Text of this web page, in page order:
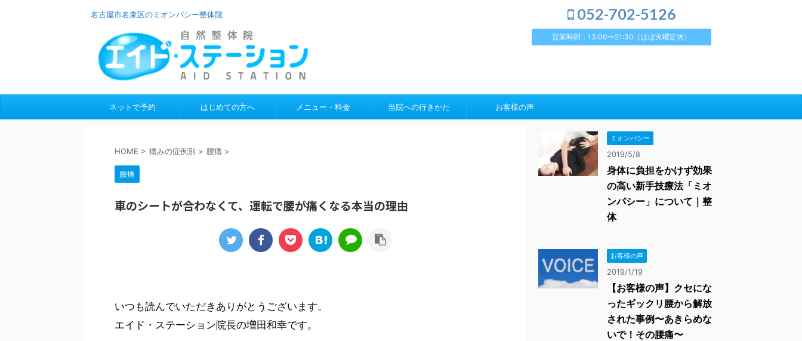
名古屋市名東区のミオンパシー整体院 052-702-5126
営業時間：13:00〜21:30（ほぼ火曜定休）
ネットで予約 はじめての方へ メニュー・料金 当院への行きかた お客様の声
HOME > 痛みの症例別 > 腰痛 >
腰痛
車のシートが合わなくて、運転で腰が痛くなる本当の理由
いつも読んでいただきありがとうございます。
エイド・ステーション院長の増田和幸です。
ミオンパシー
2019/5/8
身体に負担をかけず効果
の高い新手技療法「ミオ
ンパシー」について｜整
体
お客様の声
2019/1/19
【お客様の声】クセにな
ったギックリ腰から解放
された事例〜あきらめな
いで！その腰痛〜